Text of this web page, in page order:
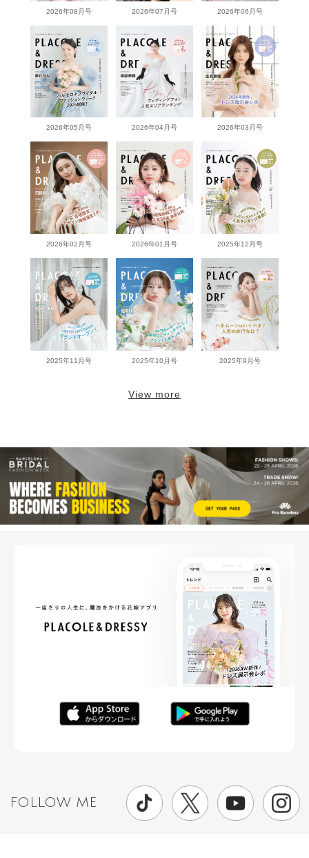
2026年08月号 2026年07月号 2026年06月号
2026年05月号 2026年04月号 2026年03月号
2026年02月号 2026年01月号 2025年12月号
2025年11月号 2025年10月号 2025年9月号
View more
FOLLOW ME